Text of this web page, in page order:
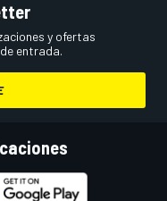
y ofertas
entrada.